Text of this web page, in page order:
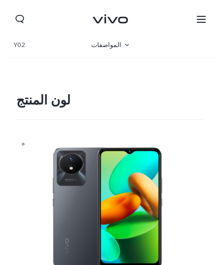
Egypt | حدد البلد/المنطقة
Y02 المواصفات
لون المنتج